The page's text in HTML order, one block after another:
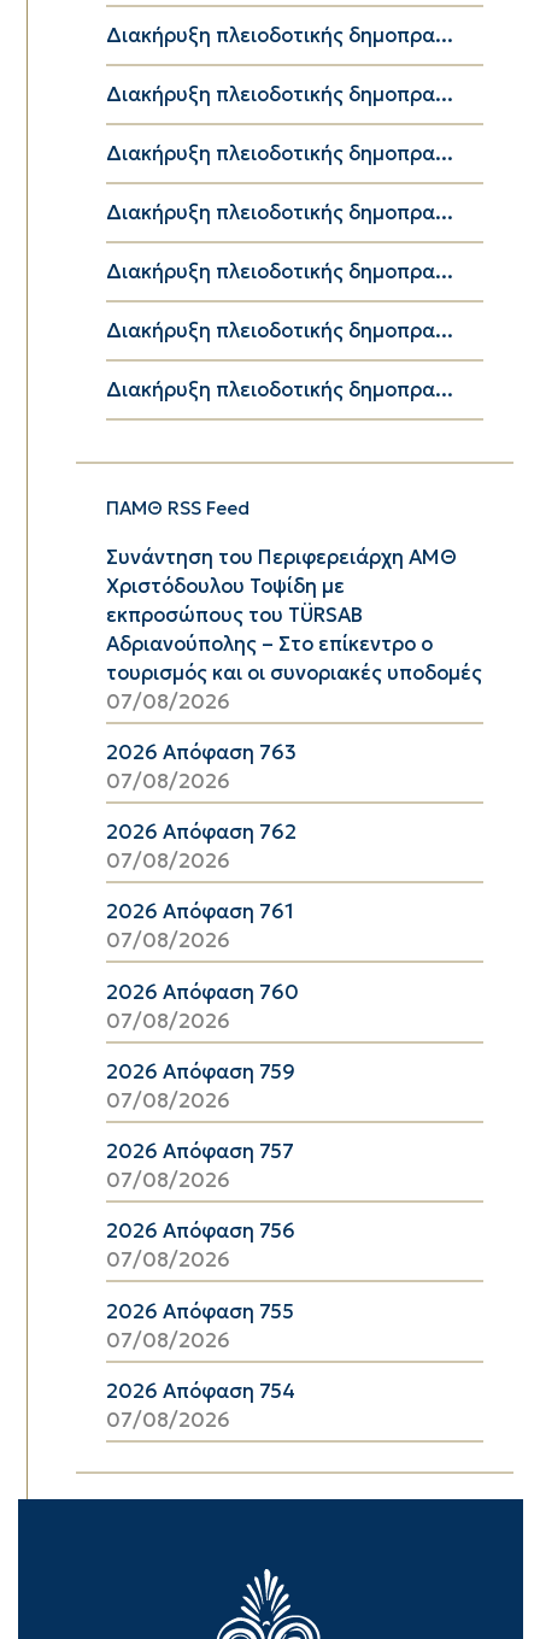
Διακήρυξη πλειοδοτικής δημοπρα...
Διακήρυξη πλειοδοτικής δημοπρα...
Διακήρυξη πλειοδοτικής δημοπρα...
Διακήρυξη πλειοδοτικής δημοπρα...
Διακήρυξη πλειοδοτικής δημοπρα...
Διακήρυξη πλειοδοτικής δημοπρα...
Διακήρυξη πλειοδοτικής δημοπρα...
ΠΑΜΘ RSS Feed
Συνάντηση του Περιφερειάρχη ΑΜΘ
Χριστόδουλου Τοψίδη με
εκπροσώπους του TÜRSAB
Αδριανούπολης – Στο επίκεντρο ο
τουρισμός και οι συνοριακές υποδομές
07/08/2026
2026 Απόφαση 763
07/08/2026
2026 Απόφαση 762
07/08/2026
2026 Απόφαση 761
07/08/2026
2026 Απόφαση 760
07/08/2026
2026 Απόφαση 759
07/08/2026
2026 Απόφαση 757
07/08/2026
2026 Απόφαση 756
07/08/2026
2026 Απόφαση 755
07/08/2026
2026 Απόφαση 754
07/08/2026